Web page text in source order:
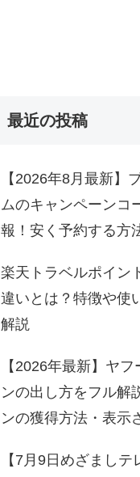
最近の投稿
【2026年8月最新】
ムのキャンペーンコ
報！安く予約する方
楽天トラベルポイン
違いとは？特徴や使
解説
【2026年最新】ヤ
ンの出し方をフル解
ンの獲得方法・表示
【7月9日めざまし